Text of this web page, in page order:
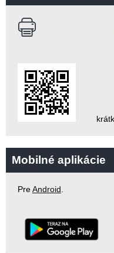
Mobilné aplikácie
PreAndroid.